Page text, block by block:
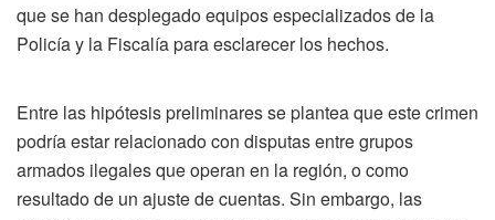
que se han desplegado equipos especializados de la
Policía y la Fiscalía para esclarecer los hechos.
Entre las hipótesis preliminares se plantea que este crimen
podría estar relacionado con disputas entre grupos
armados ilegales que operan en la región, o como
resultado de un ajuste de cuentas. Sin embargo, las